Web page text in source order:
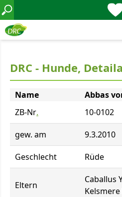
DRC - Hunde,
Name
Abbas
ZB-Nr. 10-0102
gew. am 9.3.2010
Geschlecht Rüde
Eltern
Caballus